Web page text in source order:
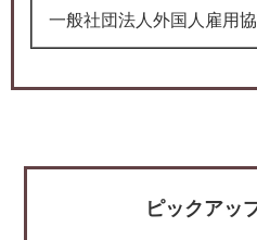
一般社団法人外国人雇用
ピックアッ